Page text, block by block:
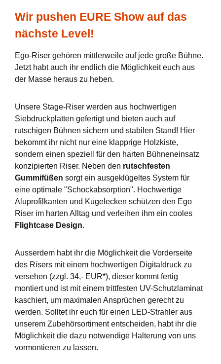
Wir pushen EURE Show auf das
nächste Level!
Ego-Riser gehören mittlerweile auf jede große Bühne.
Jetzt habt auch ihr endlich die Möglichkeit euch aus
der Masse heraus zu heben.
Unsere Stage-Riser werden aus hochwertigen
Siebdruckplatten gefertigt und bieten auch auf
rutschigen Bühnen sichern und stabilen Stand! Hier
bekommt ihr nicht nur eine klapprige Holzkiste,
sondern einen speziell für den harten Bühneneinsatz
konzipierten Riser. Neben den rutschfesten
Gummifüßen sorgt ein ausgeklügeltes System für
eine optimale "Schockabsorption". Hochwertige
Aluprofilkanten und Kugelecken schützen den Ego
Riser im harten Alltag und verleihen ihm ein cooles
Flightcase Design.
Ausserdem habt ihr die Möglichkeit die Vorderseite
des Risers mit einem hochwertigen Digitaldruck zu
versehen (zzgl. 34,- EUR*), dieser kommt fertig
montiert und ist mit einem trittfesten UV-Schutzlaminat
kaschiert, um maximalen Ansprüchen gerecht zu
werden. Solltet ihr euch für einen LED-Strahler aus
unserem Zubehörsortiment entscheiden, habt ihr die
Möglichkeit die dazu notwendige Halterung von uns
vormontieren zu lassen.